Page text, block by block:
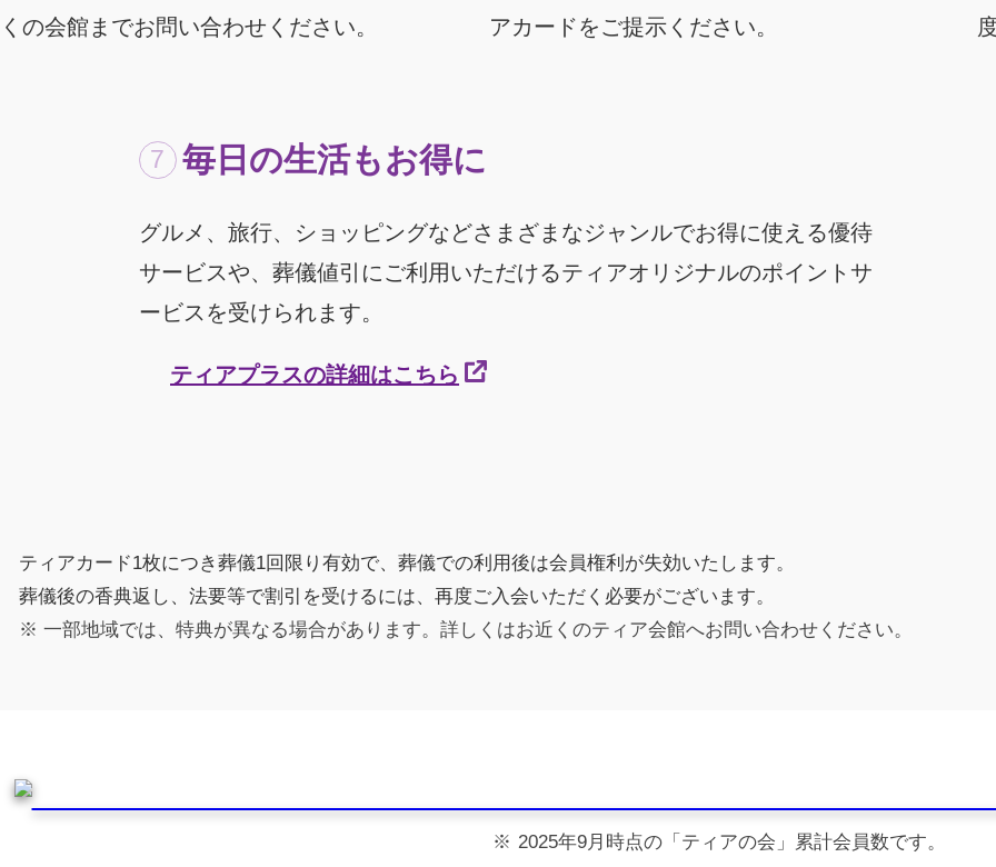
くの会館までお問い合わせください。
アカードをご提示ください。
毎日の生活もお得に
グルメ、旅行、ショッピングなどさまざまなジャンルでお得に使える優待
サービスや、葬儀値引にご利用いただけるティアオリジナルのポイントサ
ービスを受けられます。
ティアプラスの詳細はこちら
ティアカード1枚につき葬儀1回限り有効で、葬儀での利用後は会員権利が失効いたします。
葬儀後の香典返し、法要等で割引を受けるには、再度ご入会いただく必要がございます。
一部地域では、特典が異なる場合があります。詳しくはお近くのティア会館へお問い合わせください。
2025年9月時点の「ティアの会」累計会員数です。